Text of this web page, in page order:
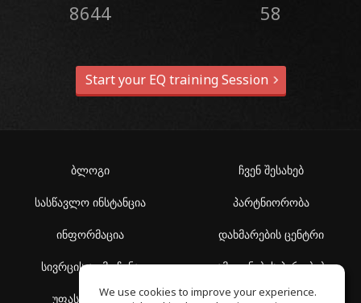
8644 58
Start your EQ training Session
ბლოგი
სასწავლო ინსტანცია
ინფორმაცია
სივრცის აღმოჩენა
უფასო სკოლა
ჩვენ შესახებ
პარტნიორობა
დახმარების ცენტრი
გამოყენების პირობები
კონფიდენციალურობის
We use cookies to improve your experience.